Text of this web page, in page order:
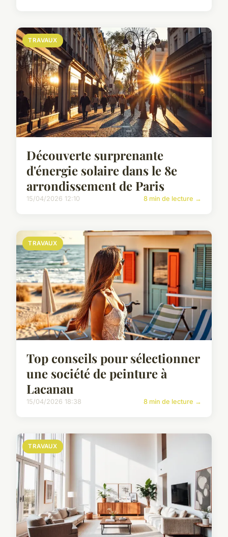
TRAVAUX
Découverte surprenante
d'énergie solaire dans le 8e
arrondissement de Paris
15/04/2026 12:10 8 min de lecture →
TRAVAUX
Top conseils pour sélectionner
une société de peinture à
Lacanau
15/04/2026 18:38 8 min de lecture →
TRAVAUX